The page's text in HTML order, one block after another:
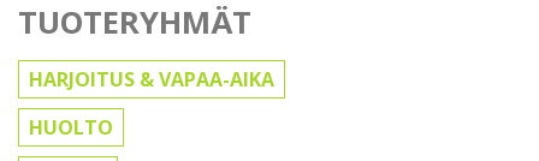
TUOTERYHMÄT
HARJOITUS & VAPAA-AIKA
HUOLTO